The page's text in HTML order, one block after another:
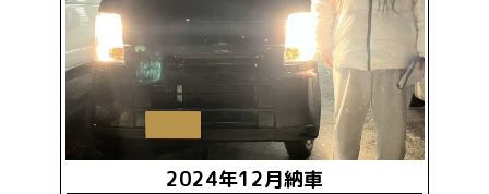
2024年12月納車